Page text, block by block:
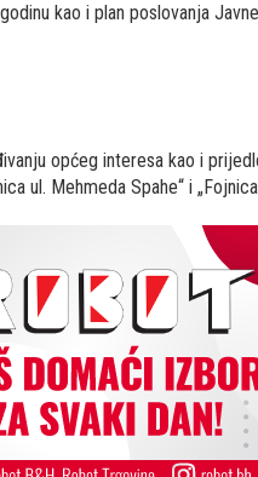
kao i plan poslovanja
općeg interesa kao i
ul. Mehmeda Spahe“ i